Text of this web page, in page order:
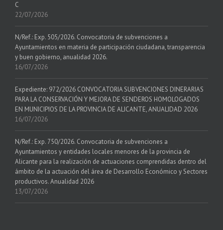
C
22/07/2026
N/Ref.: Exp. 505/2026. Convocatoria de subvenciones a
Ayuntamientos en materia de participación ciudadana, transparencia
y buen gobierno, anualidad 2026.
16/07/2026
Expediente: 972/2026 CONVOCATORIA SUBVENCIONES DINERARIAS
PARA LA CONSERVACIÓN Y MEJORA DE SENDEROS HOMOLOGADOS
EN MUNICIPIOS DE LA PROVINCIA DE ALICANTE, ANUALIDAD 2026
16/07/2026
N/Ref.: Exp. 750/2026. Convocatoria de subvenciones a
Ayuntamientos y entidades locales menores de la provincia de
Alicante para la realización de actuaciones comprendidas dentro del
ámbito de la actuación del área de Desarrollo Económico y Sectores
productivos. Anualidad 2026
13/07/2026